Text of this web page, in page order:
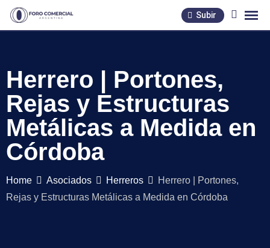
Skip
Subir
Herrero | Portones,
Rejas y Estructuras
Metálicas a Medida en
Córdoba
Home Asociados Herreros
Herrero | Portones,
Rejas y Estructuras Metálicas a Medida en Córdoba